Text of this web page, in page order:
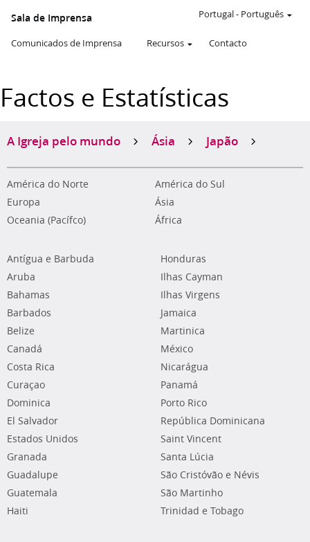
Sala de Imprensa
Comunicados de Imprensa Recursos Contacto
Portugal- Português
Factos e Estatísticas
A Igreja pelo mundo Ásia Japão
América do Norte
América do Sul
Europa
Ásia
Oceania (Pacífco)
África
Antígua e Barbuda
Aruba
Bahamas
Barbados
Belize
Canadá
Costa Rica
Curaçao
Dominica
El Salvador
Estados Unidos
Granada
Guadalupe
Guatemala
Haiti
Honduras
Ilhas Cayman
Ilhas Virgens
Jamaica
Martinica
México
Nicarágua
Panamá
Porto Rico
República Dominicana
Saint Vincent
Santa Lúcia
São Cristóvão e Névis
São Martinho
Trinidad e Tobago